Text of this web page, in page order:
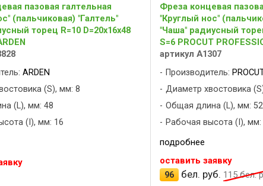
пазовая галтельная
(пальчиковая) "Галтель"
торец R=10 D=20x16x48
ARDEN
(S), мм: 8
(L), мм: 48
(I), мм: 16
Фреза концевая
"Круглый нос"
"Чаша" радиусный
S=6 PROCUT
артикул A1307
Производитель:
Диаметр хвостовика
Общая длина (L), мм: 52
Рабочая высота (I), мм:
подробнее
оставить заявку
96
бел. руб. 115бел.